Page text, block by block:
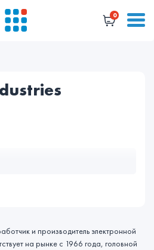
0
и производитель электронной
на рынке с 1966 года, головной